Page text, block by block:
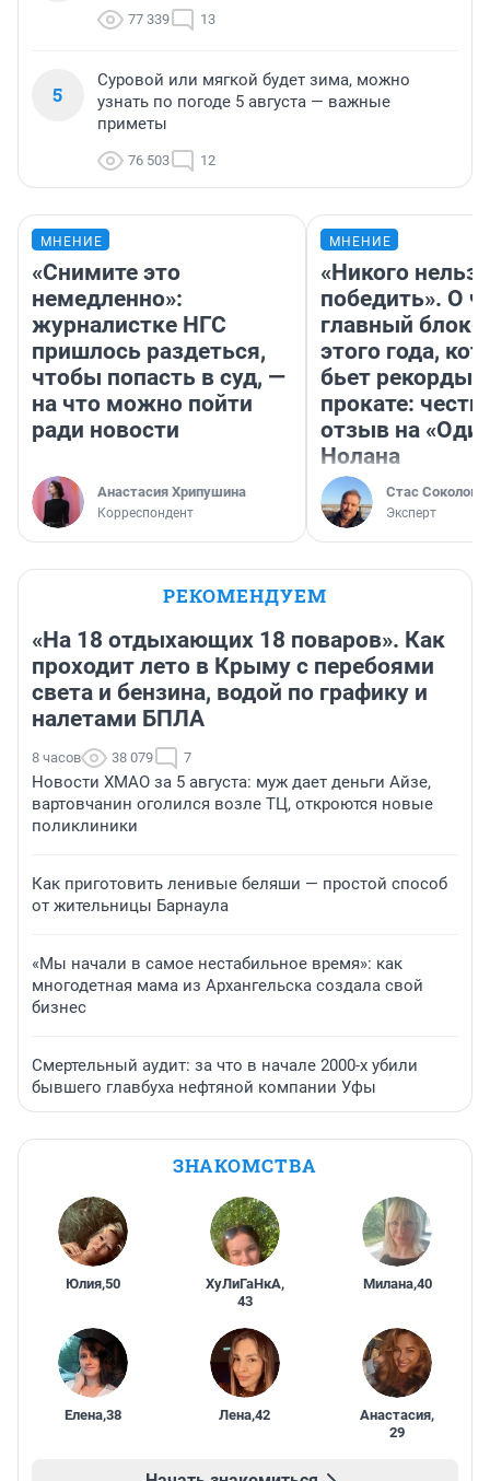
77 339 13
5
Суровой или мягкой будет зима, можно
узнать по погоде 5 августа — важные
приметы
76 503 12
МНЕНИЕ
«Снимите это
немедленно»:
журналистке НГС
пришлось раздеться,
чтобы попасть в суд, —
на что можно пойти
ради новости
Анастасия Хрипушина
Корреспондент
МНЕНИЕ
«Никого нельзя
победить». О
главный
этого года,
бьет рекорды в
прокате:
отзыв на
Нолана
Стас Соколов
Эксперт
РЕКОМЕНДУЕМ
«На 18 отдыхающих 18 поваров». Как
проходит лето в Крыму с перебоями
света и бензина, водой по графику и
налетами БПЛА
8 часов 38 079 7
Новости ХМАО за 5 августа: муж дает деньги Айзе,
вартовчанин оголился возле ТЦ, откроются новые
поликлиники
Как приготовить ленивые беляши — простой способ
от жительницы Барнаула
«Мы начали в самое нестабильное время»: как
многодетная мама из Архангельска создала свой
бизнес
Смертельный аудит: за что в начале 2000-х убили
бывшего главбуха нефтяной компании Уфы
ЗНАКОМСТВА
Юлия,50 ХуЛиГаНкА,
43
Милана,40
Елена,38 Лена,42 Анастасия,
29